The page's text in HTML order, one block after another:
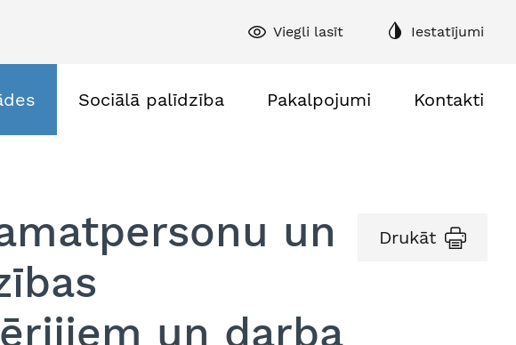
Viegli lasīt Iestatījumi
Sociālā palīdzība Pakalpojumi Kontakti
un
un darba
Drukāt